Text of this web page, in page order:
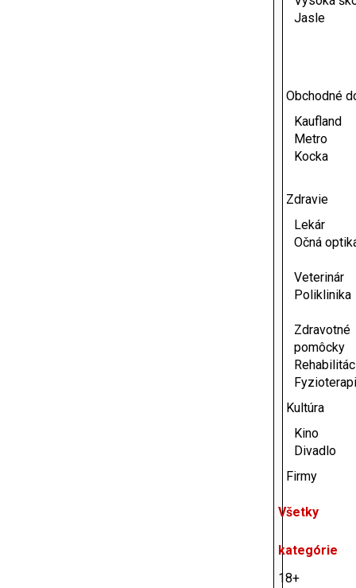
Jasle
Obchodné
Kaufland
Metro
Kocka
Zdravie
Lekár
Očná
Veterinár
Poliklinika
Zdravotné
pomôcky
Kultúra
Kino
Divadlo
Firmy
Všetky
kategórie
18+